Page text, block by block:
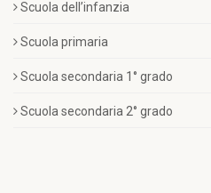
Scuola dell’infanzia
Scuola primaria
Scuola secondaria 1° grado
Scuola secondaria 2° grado